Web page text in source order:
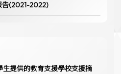
(2021-2022)
提供的教育支援學校支援摘